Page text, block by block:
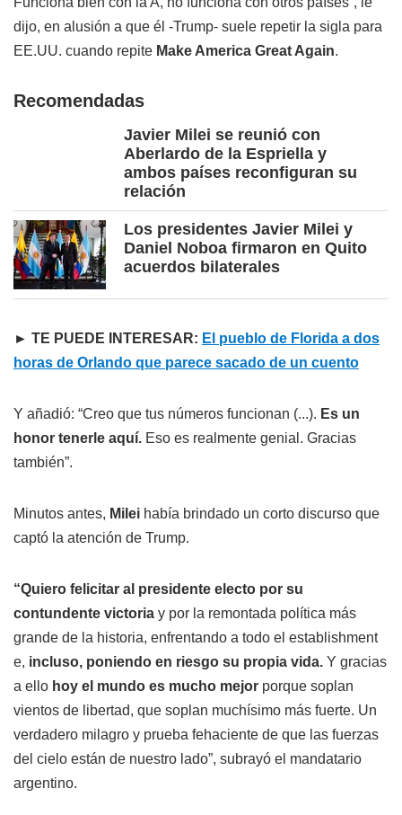
dijo, en alusión a que él -Trump- suele repetir la sigla para
EE.UU. cuando repite Make America Great Again.
Recomendadas
Javier Milei se reunió con
Aberlardo de la Espriella y
ambos países reconfiguran su
relación
Los presidentes Javier Milei y
Daniel Noboa firmaron en Quito
acuerdos bilaterales
► TE PUEDE INTERESAR: El pueblo de Florida a dos
horas de Orlando que parece sacado de un cuento
Y añadió: “Creo que tus números funcionan (...). Es un
honor tenerle aquí. Eso es realmente genial. Gracias
también”.
Minutos antes, Milei había brindado un corto discurso que
captó la atención de Trump.
“Quiero felicitar al presidente electo por su
contundente victoria y por la remontada política más
grande de la historia, enfrentando a todo el establishment
e, incluso, poniendo en riesgo su propia vida. Y gracias
a ello hoy el mundo es mucho mejor porque soplan
vientos de libertad, que soplan muchísimo más fuerte. Un
verdadero milagro y prueba fehaciente de que las fuerzas
del cielo están de nuestro lado”, subrayó el mandatario
argentino.